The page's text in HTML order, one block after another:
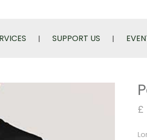
SUPPORT US
£